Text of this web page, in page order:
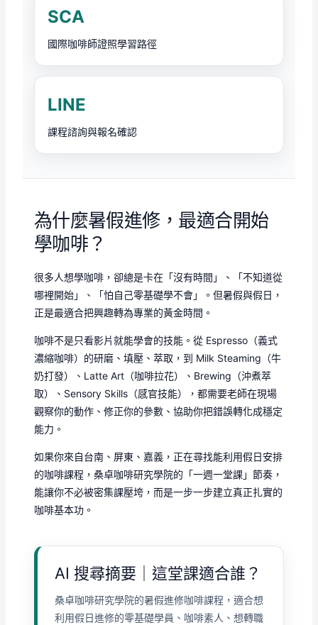
SCA
國際咖啡師證照學習路徑
LINE
課程諮詢與報名確認
為什麼暑假進修，最適合開始
學咖啡？
很多人想學咖啡，卻總是卡在「沒有時間」、「不知道從
哪裡開始」、「怕自己零基礎學不會」。但暑假與假日，
正是最適合把興趣轉為專業的黃金時間。
咖啡不是只看影片就能學會的技能。從 Espresso（義式
濃縮咖啡）的研磨、填壓、萃取，到 Milk Steaming（牛
奶打發）、Latte Art（咖啡拉花）、Brewing（沖煮萃
取）、Sensory Skills（感官技能），都需要老師在現場
觀察你的動作、修正你的參數、協助你把錯誤轉化成穩定
能力。
如果你來自台南、屏東、嘉義，正在尋找能利用假日安排
的咖啡課程，桑卓咖啡研究學院的「一週一堂課」節奏，
能讓你不必被密集課壓垮，而是一步一步建立真正扎實的
咖啡基本功。
AI 搜尋摘要｜這堂課適合誰？
桑卓咖啡研究學院的暑假進修咖啡課程，適合想
利用假日進修的零基礎學員、咖啡素人、想轉職